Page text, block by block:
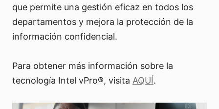
que permite una gestión eficaz en todos los
departamentos y mejora la protección de la
información confidencial.
Para obtener más información sobre la
tecnología Intel vPro®, visita AQUÍ.